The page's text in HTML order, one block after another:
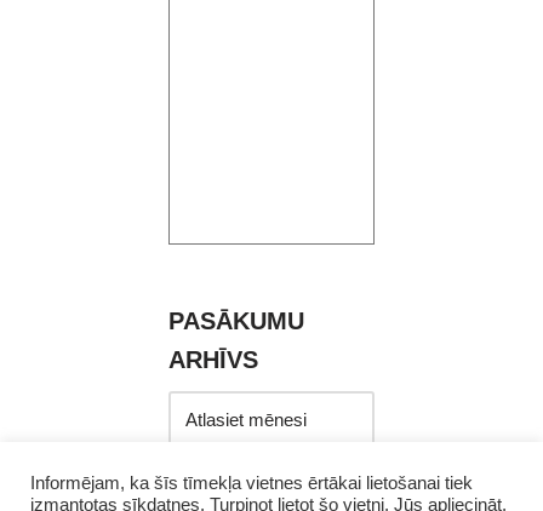
PASĀKUMU
ARHĪVS
Informējam, ka šīs tīmekļa vietnes ērtākai lietošanai tiek
izmantotas sīkdatnes. Turpinot lietot šo vietni, Jūs apliecināt,